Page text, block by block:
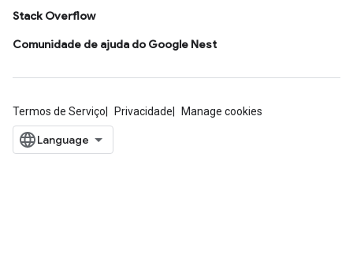
Stack Overflow
Comunidade de ajuda do Google Nest
Termos de Serviço Privacidade Manage cookies